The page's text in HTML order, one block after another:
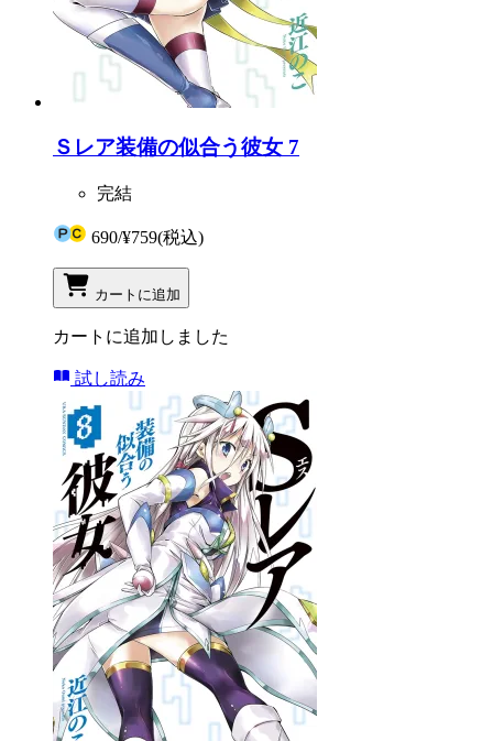
Ｓレア装備の似合う彼女 7
完結
690/¥759(税込)
カートに追加
カートに追加しました
試し読み